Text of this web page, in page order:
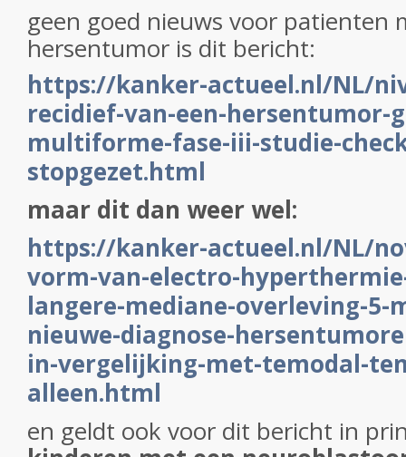
geen goed nieuws voor patienten
hersentumor is dit bericht:
https://kanker-actueel.nl/NL/
recidief-van-een-hersentumor-
multiforme-fase-iii-studie-
stopgezet.html
maar dit dan weer wel:
https://kanker-actueel.nl/NL/
vorm-van-electro-
langere-mediane-overleving-5-
nieuwe-diagnose-
in-vergelijking-met-temodal-
alleen.html
en geldt ook voor dit bericht in